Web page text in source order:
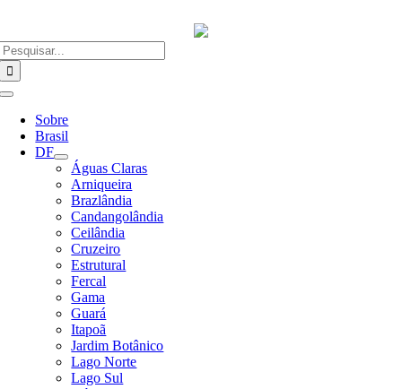
o
conteúdo
Alternar
Navegação
Sobre
Brasil
DF
Águas Claras
Arniqueira
Brazlândia
Candangolândia
Ceilândia
Cruzeiro
Estrutural
Fercal
Gama
Guará
Itapoã
Jardim Botânico
Lago Norte
Lago Sul